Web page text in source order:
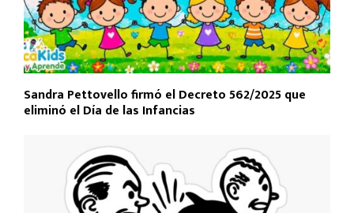
Sandra Pettovello firmó el Decreto 562/2025 que
eliminó el Día de las Infancias